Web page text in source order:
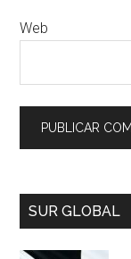
Web
SUR GLOBAL